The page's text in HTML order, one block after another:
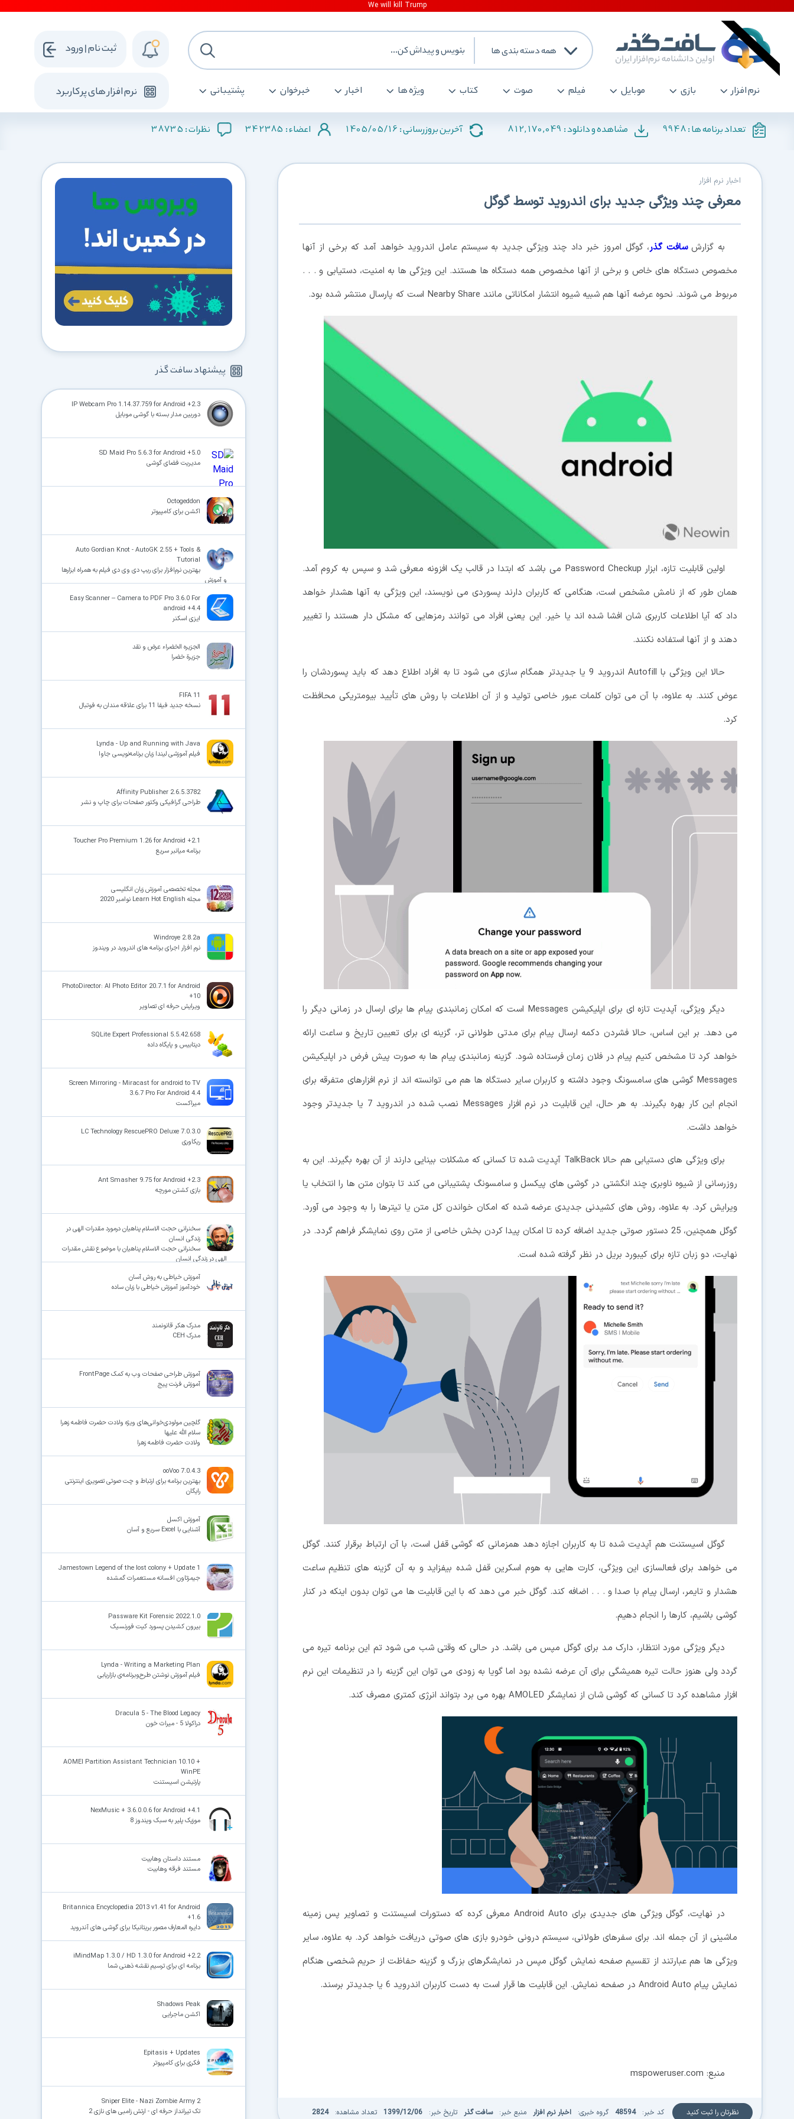
همه دسته بندی ها
نرم افزار بازی موبایل فیلم صوت کتاب ویژه ها اخبار خبرخوان پشتیبانی نرم افزار های پرکاربرد
ثبت نام | ورود
تعداد برنامه ها :9948 مشاهده و دانلود : 812,170,049 آخرین بروزرسانی : 1405/05/16 اعضاء : 342385 نظرات : 38735
اخبار نرم افزار
معرفی چند ویژگی جدید برای اندروید توسط گوگل
به گزارشسافت گذر، گوگل امروز خبر داد چند ویژگی جدید به سیستم عامل اندروید خواهد آمد که برخی از آنها
مخصوص دستگاه های خاص و برخی از آنها مخصوص همه دستگاه ها هستند. این ویژگی ها به امنیت، دستیابی و . . .
مربوط می شوند. نحوه عرضه آنها هم شبیه شیوه انتشار امکاناتی مانند Nearby Share است که پارسال منتشر شده بود.
اولین قابلیت تازه، ابزار Password Checkup می باشد که ابتدا در قالب یک افزونه معرفی شد و سپس به کروم آمد.
همان طور که از نامش مشخص است، هنگامی که کاربران دارند پسوردی می نویسند، این ویژگی به آنها هشدار خواهد
داد که آیا اطلاعات کاربری شان افشا شده اند یا خیر. این یعنی افراد می توانند رمزهایی که مشکل دار هستند را تغییر
دهند و از آنها استفاده نکنند.
حالا این ویژگی با Autofill اندروید 9 یا جدیدتر همگام سازی می شود تا به افراد اطلاع دهد که باید پسوردشان را
عوض کنند. به علاوه، با آن می توان کلمات عبور خاصی تولید و از آن اطلاعات با روش های تأیید بیومتریکی محافظت
کرد.
دیگر ویژگی، آپدیت تازه ای برای اپلیکیشن Messages است که امکان زمانبندی پیام ها برای ارسال در زمانی دیگر را
می دهد. بر این اساس، حالا فشردن دکمه ارسال پیام برای مدتی طولانی تر، گزینه ای برای تعیین تاریخ و ساعت ارائه
خواهد کرد تا مشخص کنیم پیام در فلان زمان فرستاده شود. گزینه زمانبندی پیام ها به صورت پیش فرض در اپلیکیشن
Messages گوشی های سامسونگ وجود داشته و کاربران سایر دستگاه ها هم می توانسته اند از نرم افزارهای متفرقه برای
انجام این کار بهره بگیرند. به هر حال، این قابلیت در نرم افزار Messages نصب شده در اندروید 7 یا جدیدتر وجود
خواهد داشت.
برای ویژگی های دستیابی هم حالا TalkBack آپدیت شده تا کسانی که مشکلات بینایی دارند از آن بهره بگیرند. این به
روزرسانی از شیوه ناوبری چند انگشتی در گوشی های پیکسل و سامسونگ پشتیبانی می کند تا بتوان متن ها را انتخاب یا
ویرایش کرد. به علاوه، روش های کشیدنی جدیدی عرضه شده که امکان خواندن کل متن یا تیترها را به وجود می آورد.
گوگل همچنین، 25 دستور صوتی جدید اضافه کرده تا امکان پیدا کردن بخش خاصی از متن روی نمایشگر فراهم گردد. در
نهایت، دو زبان تازه برای کیبورد بریل در نظر گرفته شده است.
گوگل اسیستنت هم آپدیت شده تا به کاربران اجازه دهد همزمانی که گوشی قفل است، با آن ارتباط برقرار کنند. گوگل
می خواهد برای فعالسازی این ویژگی، کارت هایی به هوم اسکرین قفل شده بیفزاید و به آن گزینه های تنظیم ساعت
هشدار و تایمر، ارسال پیام با صدا و . . . اضافه کند. گوگل خبر می دهد که با این قابلیت ها می توان بدون اینکه در کنار
گوشی باشیم، کارها را انجام دهیم.
دیگر ویژگی مورد انتظار، دارک مد برای گوگل مپس می باشد. در حالی که وقتی شب می شود تم این برنامه تیره می
گردد ولی هنوز حالت تیره همیشگی برای آن عرضه نشده بود اما گویا به زودی می توان این گزینه را در تنظیمات این نرم
افزار مشاهده کرد تا کسانی که گوشی شان از نمایشگر AMOLED بهره می برد بتواند انرژی کمتری مصرف کند.
در نهایت، گوگل ویژگی های جدیدی برای Android Auto معرفی کرده که دستورات اسیستنت و تصاویر پس زمینه
ماشینی از آن جمله اند. برای سفرهای طولانی، سیستم درونی خودرو بازی های صوتی دریافت خواهد کرد. به علاوه، سایر
ویژگی ها هم عبارتند از تقسیم صفحه نمایش گوگل مپس در نمایشگرهای بزرگ و گزینه حفاظت از حریم شخصی هنگام
نمایش پیام Android Auto در صفحه نمایش. این قابلیت ها قرار است به دست کاربران اندروید 6 یا جدیدتر برسند.
منبع: mspoweruser.com
نظرتان را ثبت کنید کد خبر: 48594 گروه خبری: اخبار نرم افزار منبع خبر: سافت گذر تاریخ خبر: 1399/12/06 تعداد مشاهده: 2824
پیشنهاد سافت گذر
IP Webcam Pro 1.14.37.759 for Android +2.3
دوربین مدار بسته با گوشی موبایل
SD Maid Pro 5.6.3 for Android +5.0
مدیریت فضای گوشی
Octogeddon
اکشن برای کامپیوتر
Auto Gordian Knot - AutoGK 2.55 + Tools &
Tutorial
بهترین نرم‌افزار برای ریپ دی وی دی فیلم به همراه ابزارها
و آموزش
Easy Scanner – Camera to PDF Pro 3.6.0 For
android +4.4
ایزی اسکنر
الجزیره الخضراء عرض و نقد
جزیرة خضرا
FIFA 11
نسخه جدید فیفا 11 برای علاقه مندان به فوتبال
Lynda - Up and Running with Java
فیلم آموزشی لیندا زبان برنامه‌نویسی جاوا
Affinity Publisher 2.6.5.3782
طراحی گرافیکی وکتور صفحات برای چاپ و نشر
Toucher Pro Premium 1.26 for Android +2.1
برنامه میانبر سریع
مجله تخصصی آموزش زبان انگلیسی
مجله Learn Hot English نوامبر 2020
Windroye 2.8.2a
نرم افزار اجرای برنامه های اندروید در ویندوز
PhotoDirector: AI Photo Editor 20.7.1 for Android
+10
ویرایش حرفه ای تصاویر
SQLite Expert Professional 5.5.42.658
دیتابیس و پایگاه داده
Screen Mirroring - Miracast for android to TV
3.6.7 Pro For Android 4.4
میراکست
LC Technology RescuePRO Deluxe 7.0.3.0
ریکاوری
Ant Smasher 9.75 for Android +2.3
بازی کشتن مورچه
سخنرانی حجت الاسلام پناهیان درمورد مقدرات الهی در
زندگی انسان
سخنرانی حجت الاسلام پناهیان با موضوع نقش مقدرات
الهی در زندگی انسان
آموزش خیاطی به روش آسان
خودآموز آموزش خیاطی با زبان ساده
مدرک هکر قانونمند
مدرک CEH
آموزش طراحی صفحات وب به کمک FrontPage
آموزش فرنت پیج
گلچین مولودی‌خوانی‌های ویژه ولادت حضرت فاطمه زهرا
سلام الله علیها
ولادت حضرت فاطمه زهرا
ooVoo 7.0.4.3
بهترین برنامه برای ارتباط و چت صوتی تصویری اینترنتی
رایگان
آموزش اکسل
آشنایی با Excel سریع و آسان
Jamestown Legend of the lost colony + Update 1
جیمزتاون افسانه مستعمرات گمشده
Passware Kit Forensic 2022.1.0
بیرون کشیدن پسورد کیت فورنسیک
Lynda - Writing a Marketing Plan
فیلم آموزش نوشتن طرح‌وبرنامه‌ی بازاریابی
Dracula 5 - The Blood Legacy
دراکولا 5 - میراث خون
AOMEI Partition Assistant Technician 10.10 +
WinPE
پارتیشن اسیستنت
NexMusic + 3.6.0.0.6 for Android +4.1
موزیک پلیر به سبک ویندوز 8
مستند داستان وهابیت
مستند فرقه وهابیت
Britannica Encyclopedia 2013 v1.41 for Android
+1.6
دایره المعارف مصور بریتانیکا برای گوشی های آندروید
iMindMap 1.3.0 / HD 1.3.0 for Android +2.2
برنامه ای برای ترسیم نقشه ذهنی شما
Shadows Peak
اکشن ماجرایی
Epitasis + Updates
فکری برای کامپیوتر
Sniper Elite - Nazi Zombie Army 2
تک تیرانداز حرفه ای - ارتش زامبی های نازی 2